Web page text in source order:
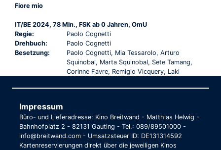
Fiore mio
IT/BE 2024, 78 Min., FSK ab 0 Jahren, OmU
Regie:
Paolo Cognetti
Drehbuch:
Paolo Cognetti
Besetzung:
Paolo Cognetti, Mia Tessarolo, Arturo
Squinobal, Marta Squinobal, Sete Tamang,
Corinne Favre, Remigio Vicquery, Laki
Impressum
Büro- und Lieferadresse: Kino Breitwand - Matthias Helwig -
Bahnhofplatz 2 - 82131 Gauting - Tel.: 089/89501000 -
info@breitwand.com - Umsatzsteuer ID: DE131314592
Kartenreservierungen direkt über die jeweiligen Kinos